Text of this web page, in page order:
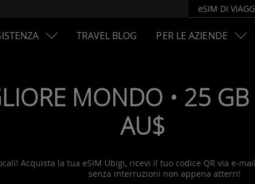
eSIM DI
TRAVEL BLOG PER LE AZIENDE
MONDO • 25
AU$
Acquista la tua eSIM Ubigi, ricevi il tuo codice QR via e-
senza interruzioni non appena atterri!